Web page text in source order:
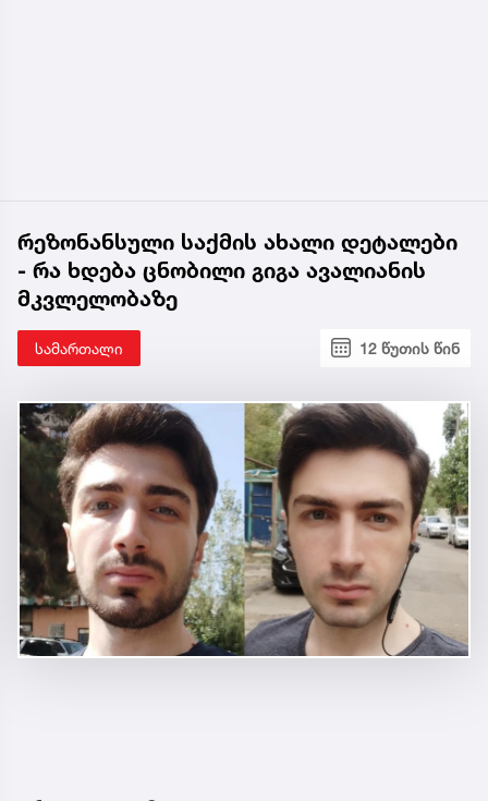
რეზონანსული საქმის ახალი დეტალები
- რა ხდება ცნობილი გიგა ავალიანის
მკვლელობაზე
სამართალი 12 წუთის წინ